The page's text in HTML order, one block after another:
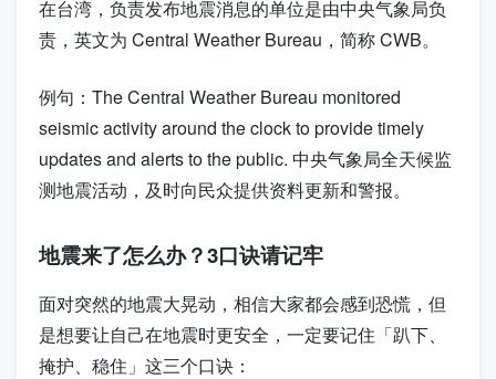
在台湾，负责发布地震消息的单位是由中央气象局负
责，英文为 Central Weather Bureau ，简称CWB。
例句： The Central Weather Bureau monitored
seismic activity around the clock to provide timely
updates and alerts to the public. 中央气象局全天候监
测地震活动，及时向民众提供资料更新和警报。
地震来了怎么办？3口诀请记牢
面对突然的地震大晃动，相信大家都会感到恐慌，但
是想要让自己在地震时更安全，一定要记住「趴下、
掩护、稳住」这三个口诀：